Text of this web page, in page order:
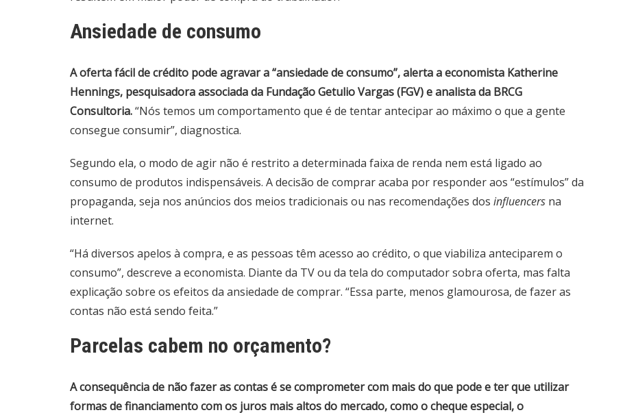
Ansiedade de consumo
A oferta fácil de crédito pode agravar a “ansiedade de consumo”, alerta a economista Katherine
Hennings, pesquisadora associada da Fundação Getulio Vargas (FGV) e analista da BRCG
Consultoria.“Nós temos um comportamento que é de tentar antecipar ao máximo o que a gente
consegue consumir”, diagnostica.
Segundo ela, o modo de agir não é restrito a determinada faixa de renda nem está ligado ao
consumo de produtos indispensáveis. A decisão de comprar acaba por responder aos “estímulos” da
propaganda, seja nos anúncios dos meios tradicionais ou nas recomendações dos influencers na
internet.
“Há diversos apelos à compra, e as pessoas têm acesso ao crédito, o que viabiliza anteciparem o
consumo”, descreve a economista. Diante da TV ou da tela do computador sobra oferta, mas falta
explicação sobre os efeitos da ansiedade de comprar. “Essa parte, menos glamourosa, de fazer as
contas não está sendo feita.”
Parcelas cabem no orçamento?
A consequência de não fazer as contas é se comprometer com mais do que pode e ter que utilizar
formas de financiamento com os juros mais altos do mercado, como o cheque especial, o